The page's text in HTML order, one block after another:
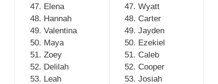
Elena
Hannah
Valentina
Maya
Zoey
Delilah
Leah
Wyatt
Carter
Jayden
Ezekiel
Caleb
Cooper
Josiah